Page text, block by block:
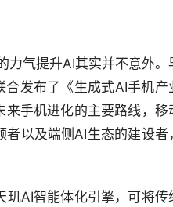
力气提升AI其实并不意外。
发布了《生成式AI手机产
手机进化的主要路线，移
以及端侧AI生态的建设者，
AI智能体化引擎，可将传